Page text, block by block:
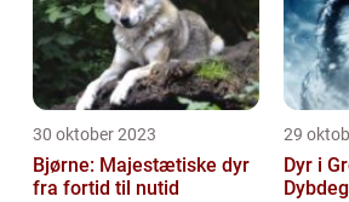
30 oktober 2023
Bjørne: Majestætiske dyr
fra fortid til nutid
29
Dyr i